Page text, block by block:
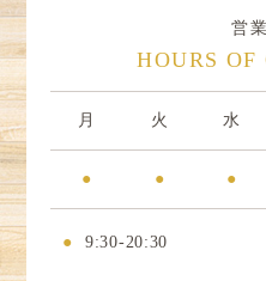
営
HOURS OF
月 火 水
● ● ●
● 9:30-20:30